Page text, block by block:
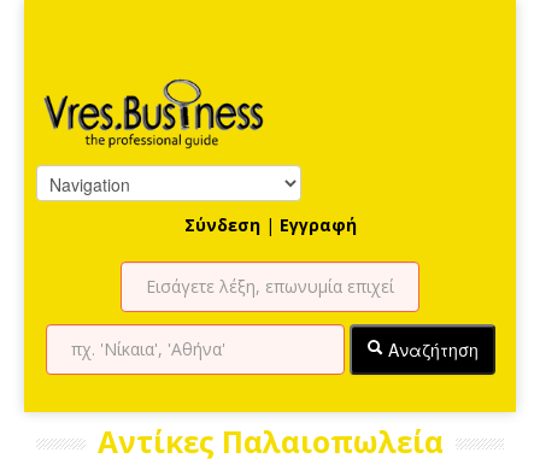
Σύνδεση | Εγγραφή
Αναζήτηση
Αντίκες Παλαιοπωλεία